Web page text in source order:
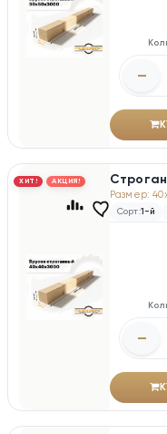
–
ХИТ! АКЦИЯ!
Размер:
Сорт:1-й
–